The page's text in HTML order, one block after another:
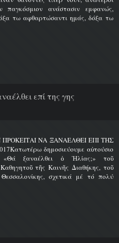
παγκόσμιον ανάστασιν εμφανώς,
τω αφθαρτώσαντι ημάς, δόξα τω
επί της γης
ΝΑ ΞΑΝΑΕΛΘΕΙ ΕΠΙ ΤΗΣ
δημοσιεύουμε αὐτούσιο
ξαναέλθει ὁ Ἠλίας;» τοῦ
τῆς Καινῆς Διαθήκης, τοῦ
Θεσσαλονίκης, σχετικά μέ τό πολύ